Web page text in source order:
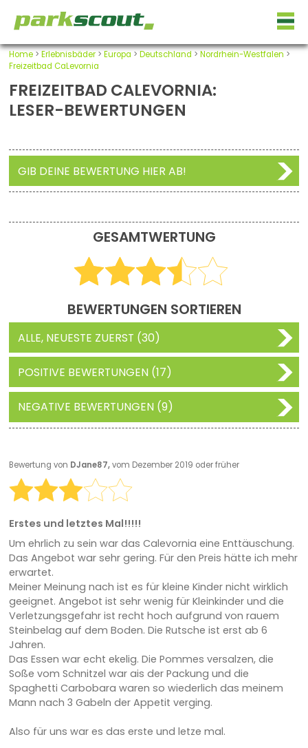
Home> Erlebnisbäder> Europa > Deutschland > Nordrhein-Westfalen >
Freizeitbad CaLevornia
FREIZEITBAD CALEVORNIA:
LESER-BEWERTUNGEN
GIB DEINE BEWERTUNG HIER AB!
GESAMTWERTUNG
BEWERTUNGEN SORTIEREN
ALLE, NEUESTE ZUERST (30)
POSITIVE BEWERTUNGEN (17)
NEGATIVE BEWERTUNGEN (9)
Bewertung von DJane87,vom Dezember 2019 oder früher
Erstes und letztes Mal!!!!!
Um ehrlich zu sein war das Calevornia eine Enttäuschung.
Das Angebot war sehr gering. Für den Preis hätte ich mehr
erwartet.
Meiner Meinung nach ist es für kleine Kinder nicht wirklich
geeignet. Angebot ist sehr wenig für Kleinkinder und die
Verletzungsgefahr ist recht hoch aufgrund von rauem
Steinbelag auf dem Boden. Die Rutsche ist erst ab 6
Jahren.
Das Essen war echt ekelig. Die Pommes versalzen, die
Soße vom Schnitzel war ais der Packung und die
Spaghetti Carbobara waren so wiederlich das meinem
Mann nach 3 Gabeln der Appetit verging.
Also für uns war es das erste und letze mal.